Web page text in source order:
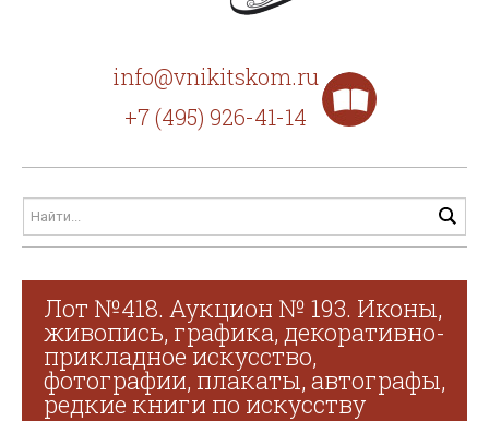
info@vnikitskom.ru
+7 (495) 926-41-14
Лот №418. Аукцион № 193. Иконы,
живопись, графика, декоративно-
прикладное искусство,
фотографии, плакаты, автографы,
редкие книги по искусству